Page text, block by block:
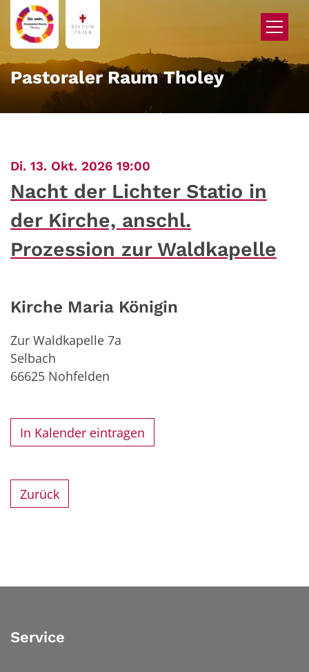
Zum Inhalt springen
Pastoraler Raum Tholey
Di. 13. Okt. 2026 19:00
Nacht der Lichter Statio in
der Kirche, anschl.
Prozession zur Waldkapelle
Kirche Maria Königin
Zur Waldkapelle 7a
Selbach
66625 Nohfelden
In Kalender eintragen
Zurück
Service